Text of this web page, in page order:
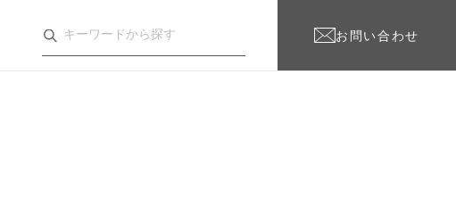
お問い合わせ